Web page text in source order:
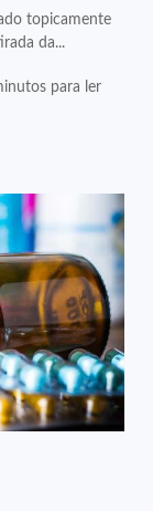
topicamente
da...
para ler